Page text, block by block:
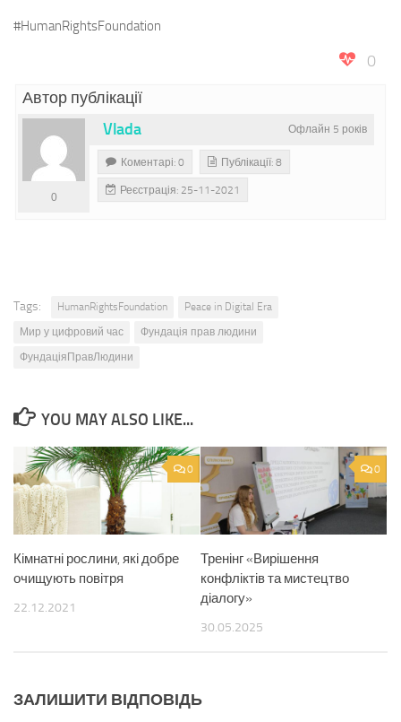
#HumanRightsFoundation
0
Автор публікації
Офлайн 5 років
Vlada
0
Коментарі: 0 Публікації: 8
Реєстрація: 25-11-2021
Tags: HumanRightsFoundation
Peace in Digital Era
Мир у цифровий час
Фундація прав людини
ФундаціяПравЛюдини
YOU MAY ALSO LIKE...
0
Кімнатні рослини, які добре
очищують повітря
22.12.2021
0
Тренінг «Вирішення
конфліктів та мистецтво
діалогу»
30.05.2025
ЗАЛИШИТИ ВІДПОВІДЬ